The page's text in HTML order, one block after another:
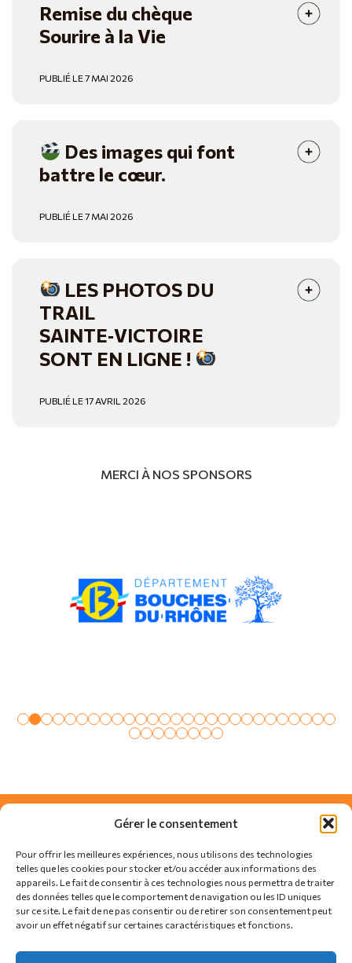
Gérer le consentement
Pour offrir les meilleures expériences, nous utilisons des technologies
telles que les cookies pour stocker et/ou accéder aux informations des
appareils. Le fait de consentir à ces technologies nous permettra de traiter
des données telles que le comportement de navigation ou les ID uniques
sur ce site. Le fait de ne pas consentir ou de retirer son consentement peut
avoir un effet négatif sur certaines caractéristiques et fonctions.
Remise du chèque
Sourire à la Vie
PUBLIÉ LE 7 MAI 2026
Des images qui font
battre le cœur.
PUBLIÉ LE 7 MAI 2026
LES PHOTOS DU
TRAIL
SAINTE‑VICTOIRE
SONT EN LIGNE !
PUBLIÉ LE 17 AVRIL 2026
MERCI À NOS SPONSORS